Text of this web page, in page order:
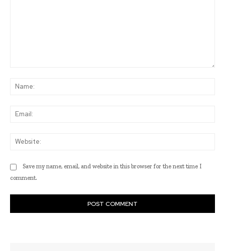
Save my name, email, and website in this browser for the next time I
comment.